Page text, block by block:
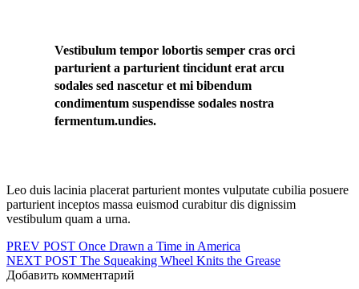
Vestibulum tempor lobortis semper cras orci
parturient a parturient tincidunt erat arcu
sodales sed nascetur et mi bibendum
condimentum suspendisse sodales nostra
fermentum.undies.
Leo duis lacinia placerat parturient montes vulputate cubilia posuere
parturient inceptos massa euismod curabitur dis dignissim
vestibulum quam a urna.
Навигация
по
PREV POST Once Drawn a Time in America
NEXT POST The Squeaking Wheel Knits the Grease
Добавить комментарий